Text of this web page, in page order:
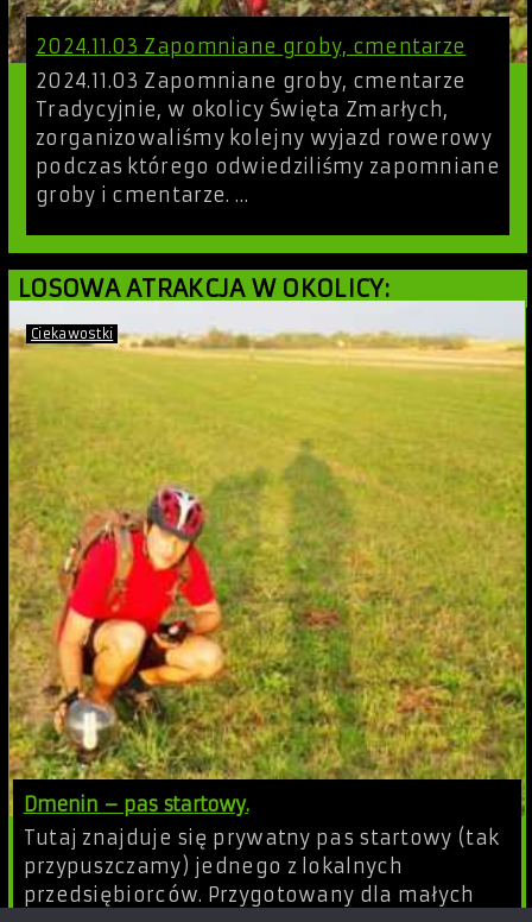
2024.11.03 Zapomniane groby, cmentarze
2024.11.03 Zapomniane groby, cmentarze
Tradycyjnie, w okolicy Święta Zmarłych,
zorganizowaliśmy kolejny wyjazd rowerowy
podczas którego odwiedziliśmy zapomniane
groby i cmentarze. …
LOSOWA ATRAKCJA W OKOLICY:
Ciekawostki
Dmenin – pas startowy.
Tutaj znajduje się prywatny pas startowy (tak
przypuszczamy) jednego z lokalnych
przedsiębiorców. Przygotowany dla małych